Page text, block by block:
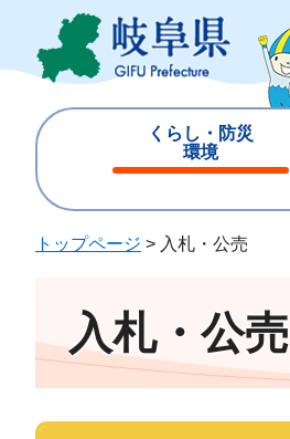
ジ
ュ
くらし・防災
環境
じ
トップページ > 入札・公売
入札・公売